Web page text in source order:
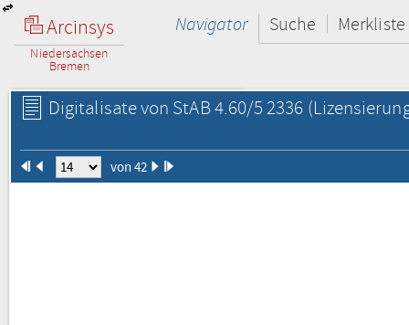
Arcinsys
Niedersachsen
Bremen
Navigator Suche Merkliste
Digitalisate von StAB 4.60/5 2336
von 42